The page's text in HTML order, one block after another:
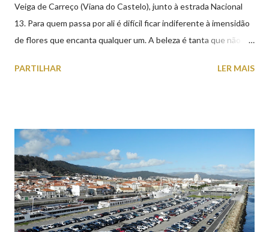
Veiga de Carreço (Viana do Castelo), junto à estrada Nacional
13. Para quem passa por ali é difícil ficar indiferente à imensidão
de flores que encanta qualquer um. A beleza é tanta que não
aproveite a paisagem como cenário para tirar algumas
PARTILHAR LER MAIS